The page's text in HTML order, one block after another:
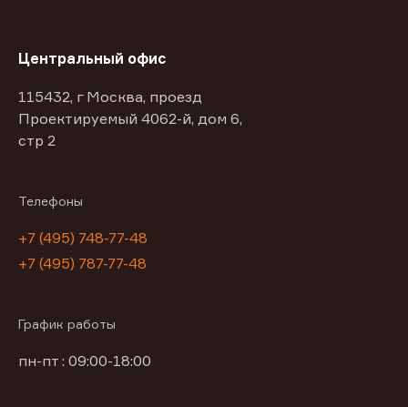
Центральный офис
115432, г Москва, проезд
Проектируемый 4062-й, дом 6,
стр 2
Телефоны
+7 (495) 748-77-48
+7 (495) 787-77-48
График работы
пн-пт : 09:00-18:00